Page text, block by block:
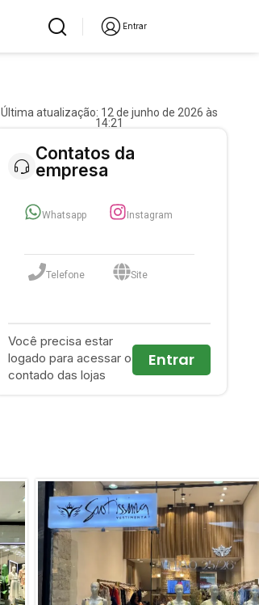
Entrar
Última atualização: 12 de junho de 2026 às
14:21
Contatos da
empresa
Whatsapp Instagram
Telefone Site
Você precisa estar
logado para acessar o
contado das lojas
Entrar